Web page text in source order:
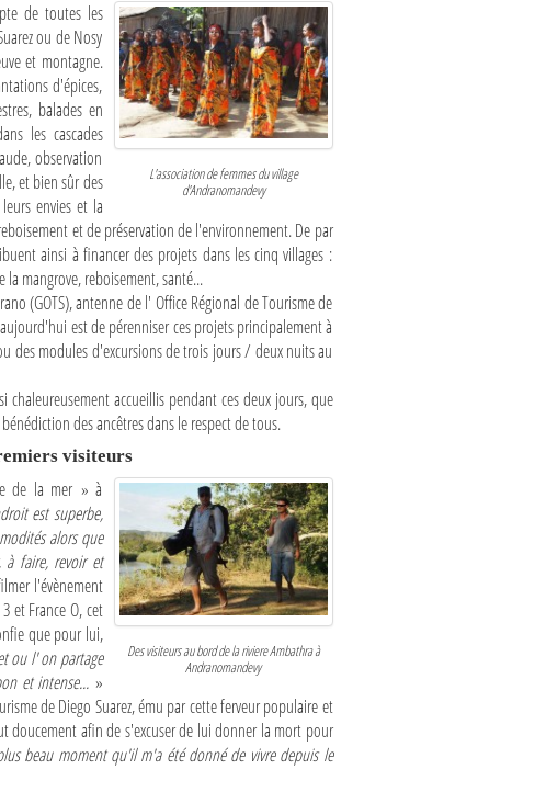
L'association de femmes du village
d'Andranomandevy
de toutes les
ou de Nosy
et montagne.
d'épices,
balades en
les cascades
observation
et bien sûr des
envies et la
et de préservation de l'environnement. De par
ainsi à financer des projets dans les cinq villages :
mangrove, reboisement, santé...
(GOTS), antenne de l' Office Régional de Tourisme de
est de pérenniser ces projets principalement à
des modules d'excursions de trois jours / deux nuits au
accueillis pendant ces deux jours, que
des ancêtres dans le respect de tous.
visiteurs
Des visiteurs au bord de la riviere Ambathra à
Andranomandevy
de la mer » à
est superbe,
alors que
à faire, revoir et
l'évènement
et France O, cet
que pour lui,
ou l' on partage
et intense... »
de Diego Suarez, ému par cette ferveur populaire et
doucement afin de s'excuser de lui donner la mort pour
beau moment qu'il m'a été donné de vivre depuis le